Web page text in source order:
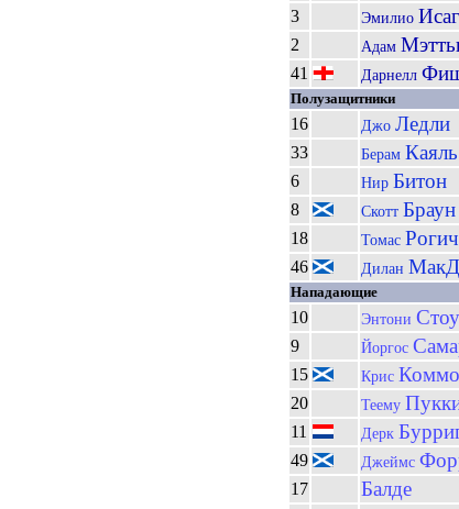
3
Эмилио
2
Адам
41
Дарнелл
Полузащитники
16 Джо Ледли
33
Берам Каяль
6
Нир Битон
8
Скотт Браун
18
Томас Рогич
46
Дилан
Нападающие
10 Энтони
9
Йоргос
15
Крис
20
Теему
11
Дерк
49
Джеймс
17
Балде